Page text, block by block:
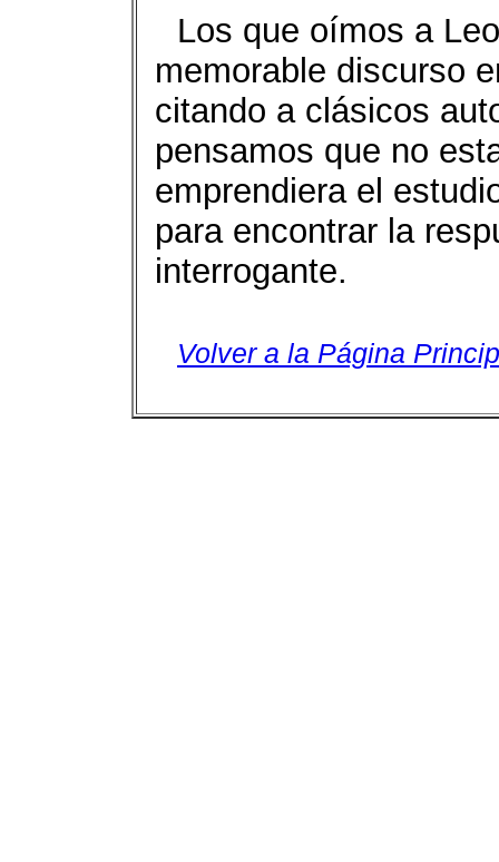
Los que oímos a
memorable discurso
citando a clásicos
pensamos que no
emprendiera el
para encontrar la
interrogante.
Volver a la Página